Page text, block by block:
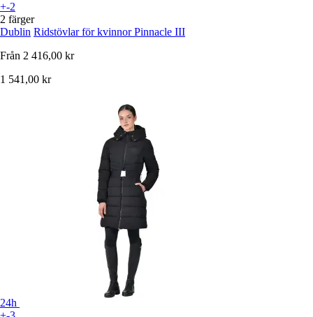
+-2
2 färger
Dublin Ridstövlar för kvinnor Pinnacle III
Från 2 416,00 kr
1 541,00 kr
24h